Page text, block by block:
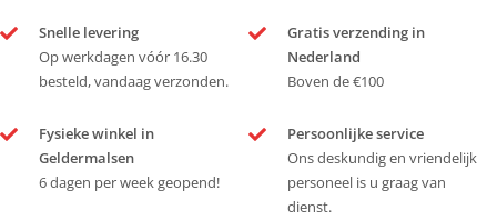
Snelle levering
Op werkdagen vóór 16.30
besteld, vandaag verzonden.
Gratis verzending in
Nederland
Boven de €100
Fysieke winkel in
Geldermalsen
6 dagen per week geopend!
Persoonlijke service
Ons deskundig en vriendelijk
personeel is u graag van
dienst.